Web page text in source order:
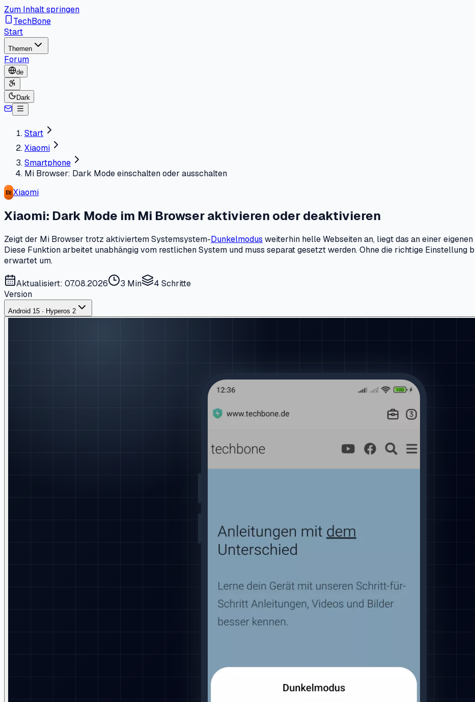
Zum Inhalt springen
TechBone
Start
Themen
Forum
de
Dark
Start
Xiaomi
Smartphone
Mi Browser: Dark Mode einschalten oder ausschalten
Xiaomi
Xiaomi: Dark Mode im Mi Browser aktivieren oder deaktivieren
Zeigt der Mi Browser trotz aktiviertem Systemsystem-Dunkelmodus weiterhin helle Webseiten an, liegt das an einer
Diese Funktion arbeitet unabhängig vom restlichen System und muss separat gesetzt werden. Ohne die richtige
erwartet um.
Aktualisiert: 07.08.2026 3 Min 4 Schritte
Version
Android 15 · Hyperos 2